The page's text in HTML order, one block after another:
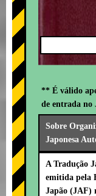
** É válido
de entrada no
Sobre
Japonesa
A Tradução
emitida pela
Japão (JAF)